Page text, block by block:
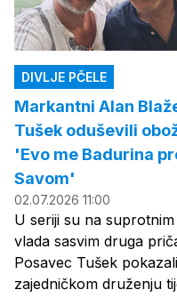
DIVLJE PČELE
Markantni Alan
Tušek oduševili
'Evo me Badurina
Savom'
02.07.2026 11:00
U seriji su na
vlada sasvim druga
Posavec Tušek
zajedničkom druženju